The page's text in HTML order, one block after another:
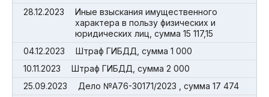
28.12.2023
Иные взыскания имущественного
характера в пользу физических и
юридических лиц, сумма 15 117,15
04.12.2023
Штраф ГИБДД, сумма 1 000
10.11.2023
Штраф ГИБДД, сумма 2 000
25.09.2023
Дело №А76-30171/2023 , сумма 17 474